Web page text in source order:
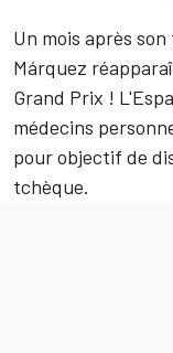
Un mois après
Márquez
Grand Prix !
médecins
pour objectif de
tchèque.